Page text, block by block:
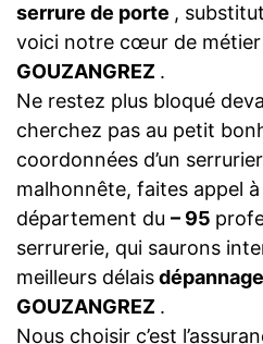
serrure de porte ,
voici notre cœur de
GOUZANGREZ .
Ne restez plus bloqué
cherchez pas au petit
coordonnées d’un
malhonnête, faites appel
département du – 95
serrurerie, qui saurons
meilleurs délais
GOUZANGREZ .
Nous choisir c’est